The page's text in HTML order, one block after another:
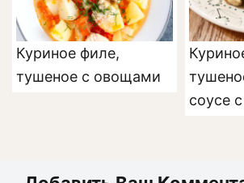
Куриное филе,
тушеное с овощами
соусе